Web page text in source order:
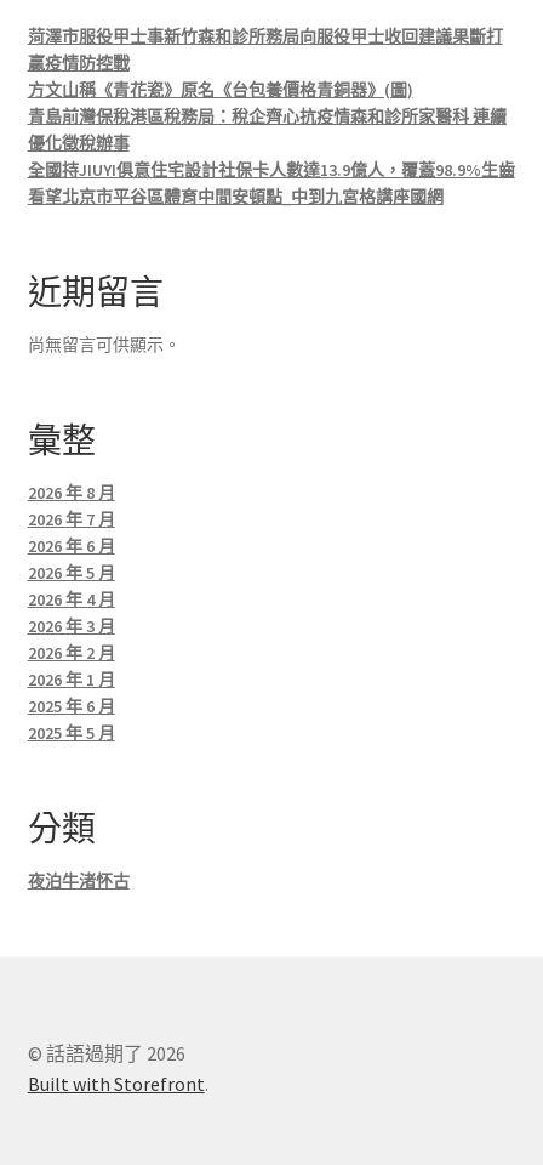
菏澤市服役甲士事新竹森和診所務局向服役甲士收回建議果斷打
贏疫情防控戰
方文山稱《青花瓷》原名《台包養價格青銅器》(圖)
青島前灣保稅港區稅務局：稅企齊心抗疫情森和診所家醫科 連續
優化徵稅辦事
全國持JIUYI俱意住宅設計社保卡人數達13.9億人，覆蓋98.9%生齒
看望北京市平谷區體育中間安頓點_中到九宮格講座國網
近期留言
尚無留言可供顯示。
彙整
2026 年 8 月
2026 年 7 月
2026 年 6 月
2026 年 5 月
2026 年 4 月
2026 年 3 月
2026 年 2 月
2026 年 1 月
2025 年 6 月
2025 年 5 月
分類
夜泊牛渚怀古
© 話語過期了 2026
Built with Storefront.